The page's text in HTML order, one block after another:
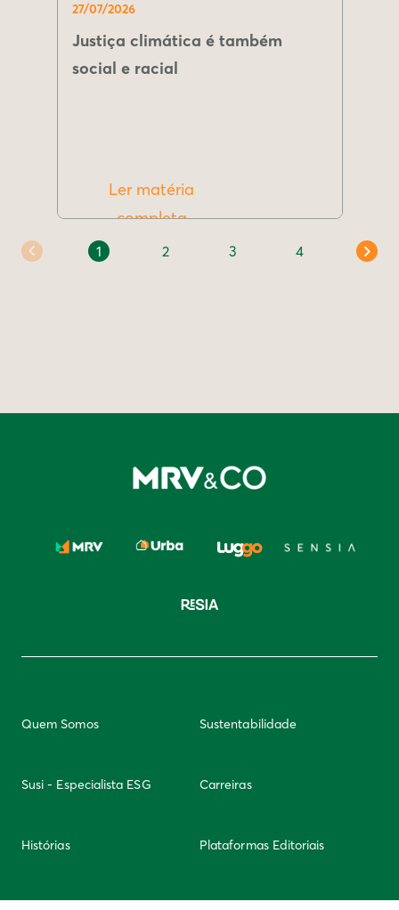
27/07/2026
Justiça climática é também
social e racial
Ler matéria
completa
1 2 3 4
Quem Somos Sustentabilidade
Susi - Especialista ESG Carreiras
Histórias Plataformas Editoriais
Newsletter Integridade